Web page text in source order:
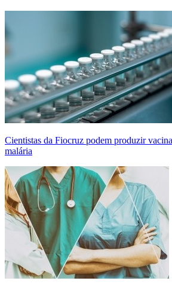
Cientistas da Fiocruz podem produzir
malária